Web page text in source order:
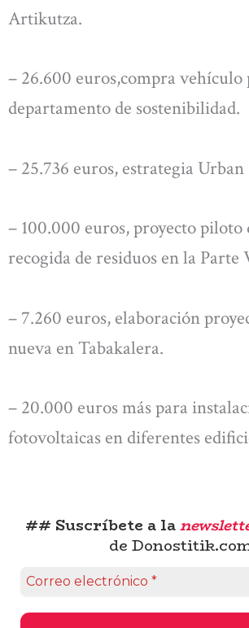
Artikutza.
– 26.600 euros,compra vehículo
departamento de sostenibilidad.
– 25.736 euros, estrategia
– 100.000 euros, proyecto piloto
recogida de residuos en la Parte
– 7.260 euros, elaboración
nueva en Tabakalera.
– 20.000 euros más para
fotovoltaicas en diferentes
## Suscríbete a la
de